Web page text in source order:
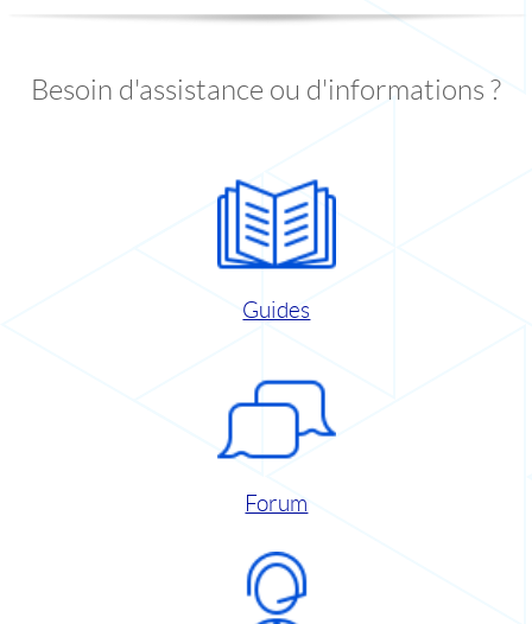
Besoin d'assistance ou d'informations ?
Guides
Forum